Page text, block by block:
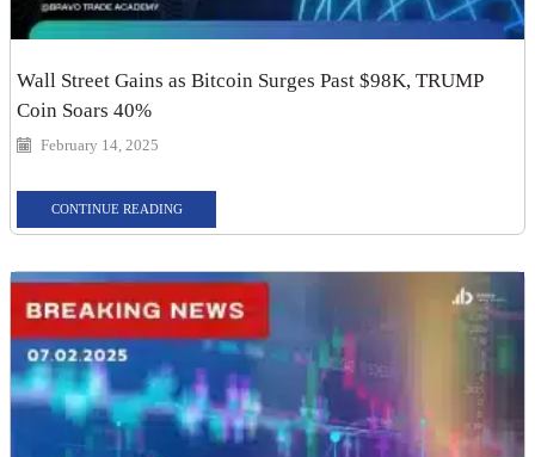
Wall Street Gains as Bitcoin Surges Past $98K, TRUMP
Coin Soars 40%
February 14, 2025
CONTINUE READING